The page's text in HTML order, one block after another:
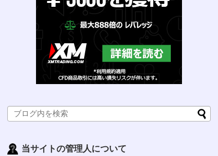
当サイトの管理人について